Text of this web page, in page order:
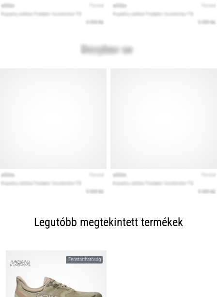
Legutóbb megtekintett termékek
Fenntarthatóság